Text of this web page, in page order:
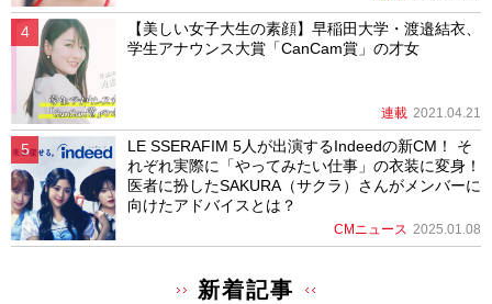
【美しい女子大生の素顔】早稲田大学・渡邉結衣、
学生アナウンス大賞「CanCam賞」の才女
連載 2021.04.21
LE SSERAFIM 5人が出演するIndeedの新CM！ そ
れぞれ実際に「やってみたい仕事」の衣装に変身！
医者に扮したSAKURA（サクラ）さんがメンバーに
向けたアドバイスとは？
CMニュース 2025.01.08
新着記事